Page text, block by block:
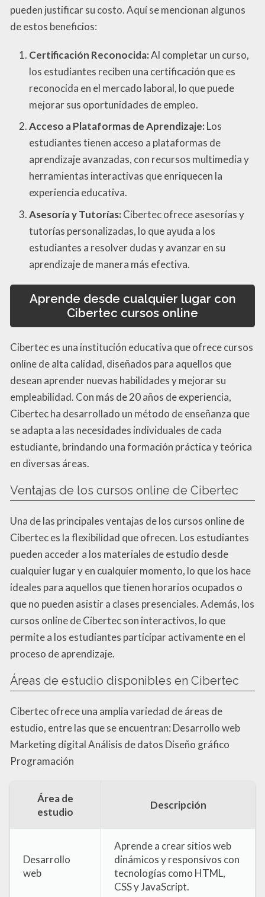
pueden justificar su costo. Aquí se mencionan algunos
de estos beneficios:
Certificación Reconocida:Al completar un curso,
los estudiantes reciben una certificación que es
reconocida en el mercado laboral, lo que puede
mejorar sus oportunidades de empleo.
Acceso a Plataformas de Aprendizaje: Los
estudiantes tienen acceso a plataformas de
aprendizaje avanzadas, con recursos multimedia y
herramientas interactivas que enriquecen la
experiencia educativa.
Asesoría y Tutorías: Cibertec ofrece asesorías y
tutorías personalizadas, lo que ayuda a los
estudiantes a resolver dudas y avanzar en su
aprendizaje de manera más efectiva.
Aprende desde cualquier lugar con
Cibertec cursos online
Cibertec es una institución educativa que ofrece cursos
online de alta calidad, diseñados para aquellos que
desean aprender nuevas habilidades y mejorar su
empleabilidad. Con más de 20 años de experiencia,
Cibertec ha desarrollado un método de enseñanza que
se adapta a las necesidades individuales de cada
estudiante, brindando una formación práctica y teórica
en diversas áreas.
Ventajas de los cursos online de Cibertec
Una de las principales ventajas de los cursos online de
Cibertec es la flexibilidad que ofrecen. Los estudiantes
pueden acceder a los materiales de estudio desde
cualquier lugar y en cualquier momento, lo que los hace
ideales para aquellos que tienen horarios ocupados o
que no pueden asistir a clases presenciales. Además, los
cursos online de Cibertec son interactivos, lo que
permite a los estudiantes participar activamente en el
proceso de aprendizaje.
Áreas de estudio disponibles en Cibertec
Cibertec ofrece una amplia variedad de áreas de
estudio, entre las que se encuentran: Desarrollo web
Marketing digital Análisis de datos Diseño gráfico
Programación
Área de
estudio
Descripción
Desarrollo
web
Aprende a crear sitios web
dinámicos y responsivos con
tecnologías como HTML,
CSS y JavaScript.